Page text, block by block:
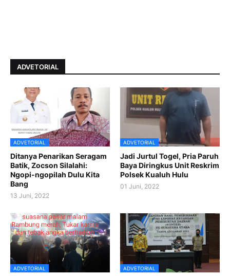
ADVETORIAL
ADVETORIAL
Ditanya Penarikan Seragam
Batik, Zocson Silalahi:
Ngopi-ngopilah Dulu Kita
Bang
13 Juni, 2022
ADVETORIAL
Jadi Jurtul Togel, Pria Paruh
Baya Diringkus Unit Reskrim
Polsek Kualuh Hulu
01 Juni, 2022
ADVETORIAL ADVETORIAL